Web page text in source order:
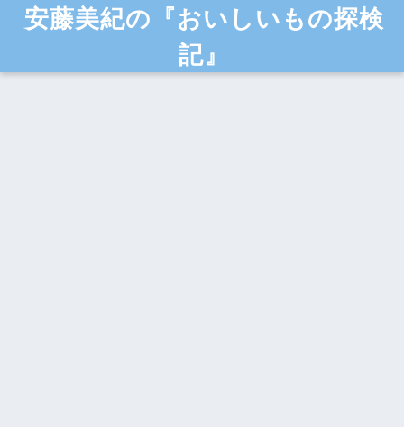
安藤美紀の『おいしいもの探検
記』